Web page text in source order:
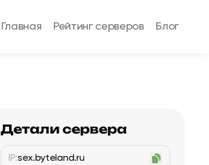
Главная Рейтинг серверов Блог
Детали сервера
IP:sex.byteland.ru